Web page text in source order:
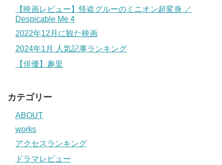
【映画レビュー】怪盗グルーのミニオン超変身 ／
Despicable Me 4
2022年12月に観た映画
2024年1月 人気記事ランキング
【俳優】趣里
カテゴリー
ABOUT
works
アクセスランキング
ドラマレビュー